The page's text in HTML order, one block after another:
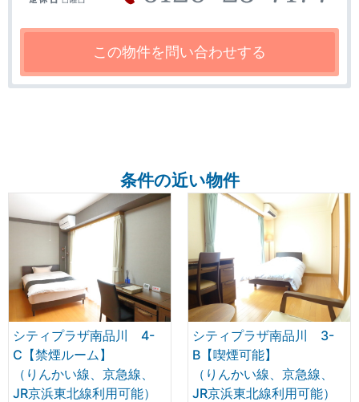
条件の近い物件
シティプラザ南品川 4-
C【禁煙ルーム】
（りんかい線、京急線、
JR京浜東北線利用可能）
シティプラザ南品川 3-
B【喫煙可能】
（りんかい線、京急線、
JR京浜東北線利用可能）